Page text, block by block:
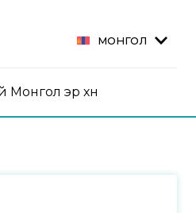
МОНГОЛ
Монгол эр хүн